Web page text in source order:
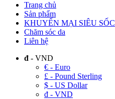
Trang chủ
Sản phẩm
KHUYẾN MẠI SIÊU SỐC
Chăm sóc da
Liên hệ
đ - VND
€ - Euro
£ - Pound Sterling
$ - US Dollar
đ - VND